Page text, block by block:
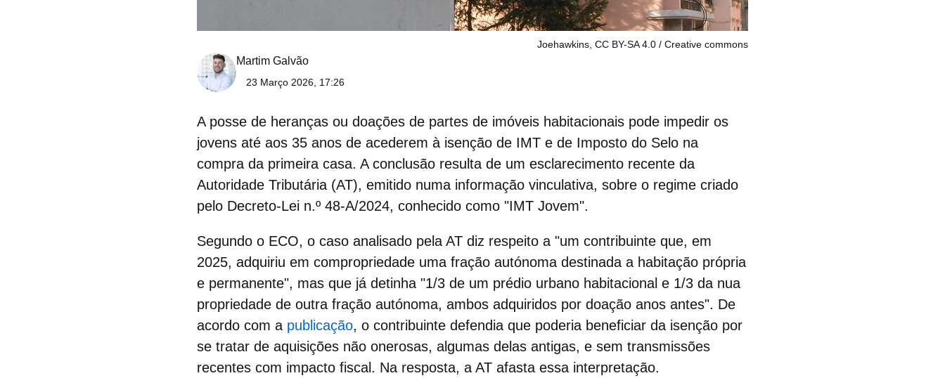
Joehawkins, CC BY-SA 4.0 Creative commons
Martim Galvão
23 Março 2026, 17:26
A posse de heranças ou doações de partes de imóveis habitacionais pode impedir os
jovens até aos 35 anos de acederem à isenção de IMT e de Imposto do Selo na
compra da primeira casa. A conclusão resulta de um esclarecimento recente da
Autoridade Tributária (AT), emitido numa informação vinculativa, sobre o regime criado
pelo Decreto-Lei n.º 48-A/2024, conhecido como "IMT Jovem".
Segundo o ECO, o caso analisado pela AT diz respeito a "um contribuinte que, em
2025, adquiriu em compropriedade uma fração autónoma destinada a habitação própria
e permanente", mas que já detinha "1/3 de um prédio urbano habitacional e 1/3 da nua
propriedade de outra fração autónoma, ambos adquiridos por doação anos antes". De
acordo com a publicação, o contribuinte defendia que poderia beneficiar da isenção por
se tratar de aquisições não onerosas, algumas delas antigas, e sem transmissões
recentes com impacto fiscal. Na resposta, a AT afasta essa interpretação.